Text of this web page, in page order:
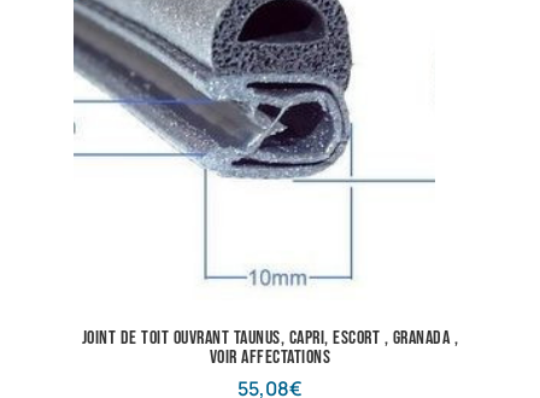
joint de toit ouvrant taunus, capri, escort , granada ,
voir affectations
55,08€